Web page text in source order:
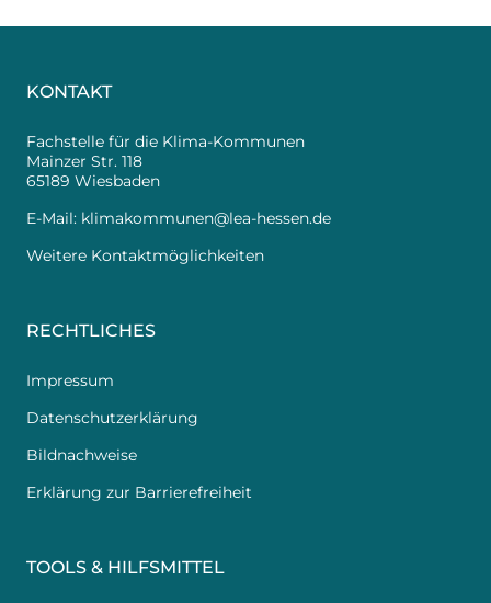
KONTAKT
Fachstelle für die Klima-Kommunen
Mainzer Str. 118
65189 Wiesbaden
E-Mail: klimakommunen@lea-hessen.de
Weitere Kontaktmöglichkeiten
RECHTLICHES
Impressum
Datenschutzerklärung
Bildnachweise
Erklärung zur Barrierefreiheit
TOOLS & HILFSMITTEL